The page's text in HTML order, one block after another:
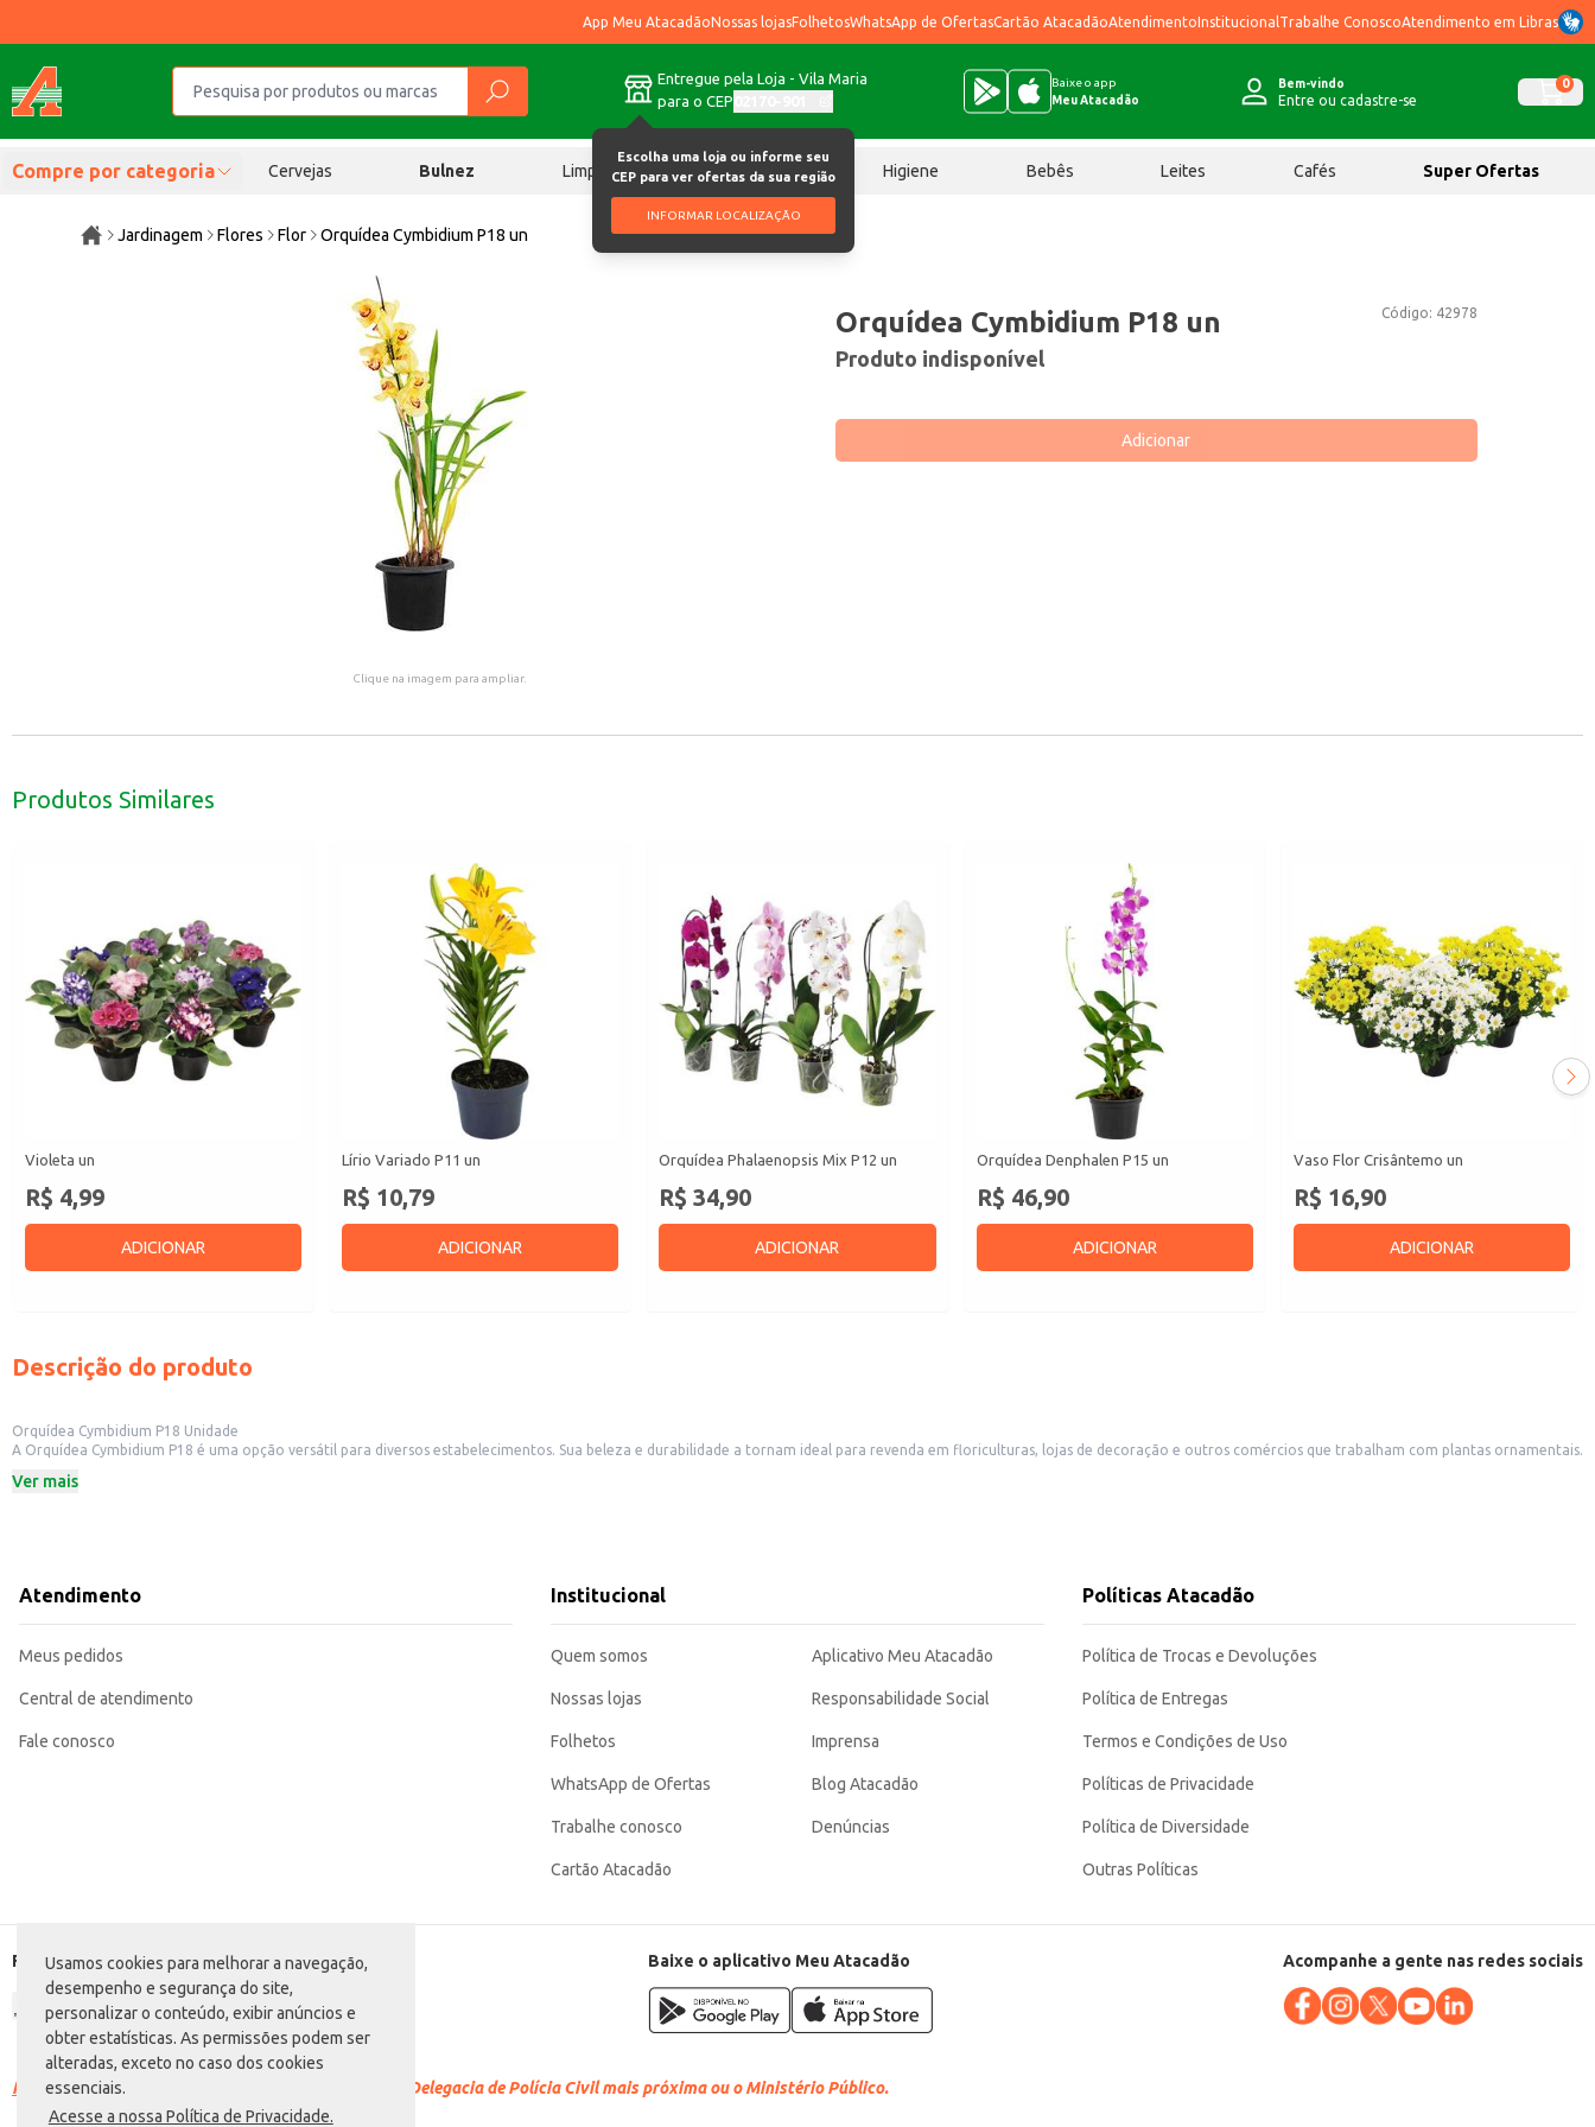
Usamos cookies para melhorar a navegação,
desempenho e segurança do site,
personalizar o conteúdo, exibir anúncios e
obter estatísticas. As permissões podem ser
alteradas, exceto no caso dos cookies
essenciais.
Acesse a nossa Política de Privacidade.
App Meu AtacadãoNossas lojasFolhetosWhatsApp de OfertasCartão AtacadãoAtendimentoInstitucional Trabalhe ConoscoAtendimento em Libras
Entregue pela Loja - Vila Maria
para o CEP
Escolha uma loja ou informe seu
CEP para ver ofertas da sua região
INFORMAR LOCALIZAÇÃO
Baixe o app
Meu Atacadão
Bem-vindo
Entre ou cadastre-se
0
Compre por categoria Cervejas Bulnez Limpeza Chocolates Higiene Bebês Leites Cafés Super Ofertas
Jardinagem Flores Flor Orquídea Cymbidium P18 un
Clique na imagem para ampliar.
Código: 42978
Orquídea Cymbidium P18 un
Produto indisponível
Adicionar
Produtos Similares
Violeta un
R$ 4,99
ADICIONAR
Lírio Variado P11 un
R$ 10,79
ADICIONAR
Orquídea Phalaenopsis Mix P12 un
R$ 34,90
ADICIONAR
Orquídea Denphalen P15 un
R$ 46,90
ADICIONAR
Vaso Flor Crisântemo un
R$ 16,90
ADICIONAR
Descrição do produto
Orquídea Cymbidium P18 Unidade
A Orquídea Cymbidium P18 é uma opção versátil para diversos estabelecimentos. Sua beleza e durabilidade a tornam ideal para revenda em floriculturas, lojas de decoração e outros comércios que trabalham com plantas ornamentais.
Dicas de uso:
Marca: Atacadão S/A
Departamento: Jardinagem
EAN: 7896553690514
Ver mais
Atendimento
Meus pedidos
Central de atendimento
Fale conosco
Institucional
Quem somos
Nossas lojas
Folhetos
WhatsApp de Ofertas
Trabalhe conosco
Cartão Atacadão
Aplicativo Meu Atacadão
Responsabilidade Social
Imprensa
Blog Atacadão
Denúncias
Políticas Atacadão
Política de Trocas e Devoluções
Política de Entregas
Termos e Condições de Uso
Políticas de Privacidade
Política de Diversidade
Outras Políticas
Formas de pagamento Baixe o aplicativo Meu Atacadão Acompanhe a gente nas redes sociais
Racismo é crime. Denuncie. Disque 100 ou procure a Delegacia de Polícia Civil mais próxima ou o Ministério Público.